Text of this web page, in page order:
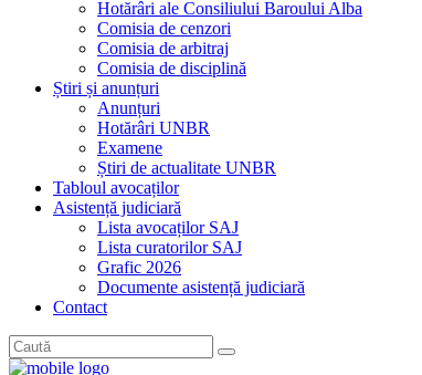
Hotărâri ale Consiliului Baroului Alba
Comisia de cenzori
Comisia de arbitraj
Comisia de disciplină
Știri și anunțuri
Anunțuri
Hotărâri UNBR
Examene
Știri de actualitate UNBR
Tabloul avocaților
Asistență judiciară
Lista avocaților SAJ
Lista curatorilor SAJ
Grafic 2026
Documente asistență judiciară
Contact